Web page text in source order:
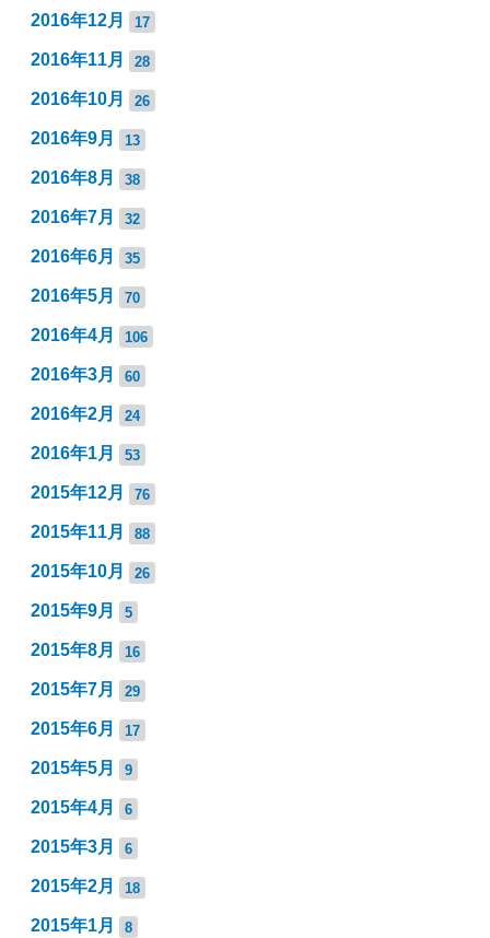
2016年12月 17
2016年11月 28
2016年10月 26
2016年9月 13
2016年8月 38
2016年7月 32
2016年6月 35
2016年5月 70
2016年4月 106
2016年3月 60
2016年2月 24
2016年1月 53
2015年12月 76
2015年11月 88
2015年10月 26
2015年9月 5
2015年8月 16
2015年7月 29
2015年6月 17
2015年5月 9
2015年4月 6
2015年3月 6
2015年2月 18
2015年1月 8